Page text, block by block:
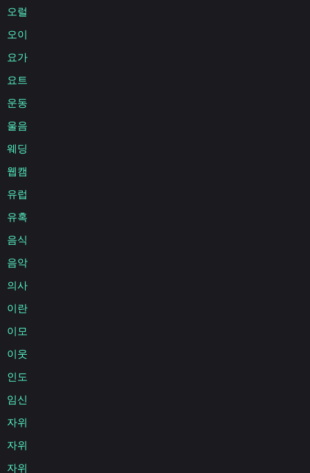
오럴
오이
요가
요트
운동
울음
웨딩
웹캠
유럽
유혹
음식
음악
의사
이란
이모
이웃
인도
임신
자위
자위
자위